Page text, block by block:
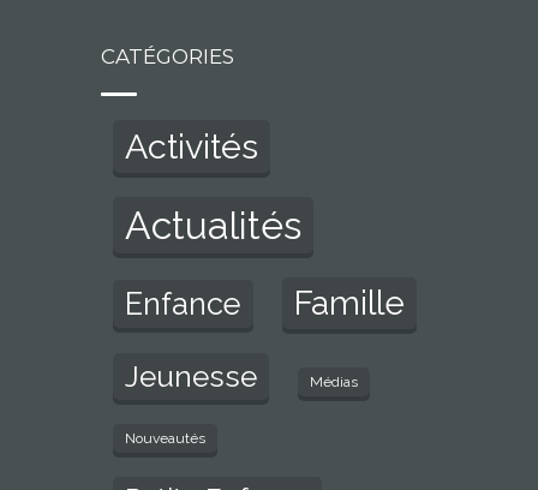
CATÉGORIES
Activités
Actualités
Enfance Famille
Jeunesse Médias
Nouveautés